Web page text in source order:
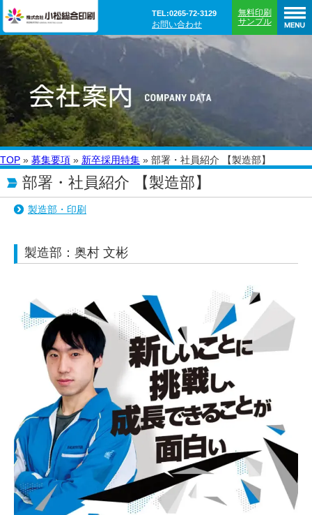
TEL:0265-72-3129
無料印刷
サンプル
お問い合わせ
TOP » 募集要項 » 新卒採用特集 » 部署・社員紹介 【製造部】
部署・社員紹介 【製造部】
製造部・印刷
製造部：奥村 文彬